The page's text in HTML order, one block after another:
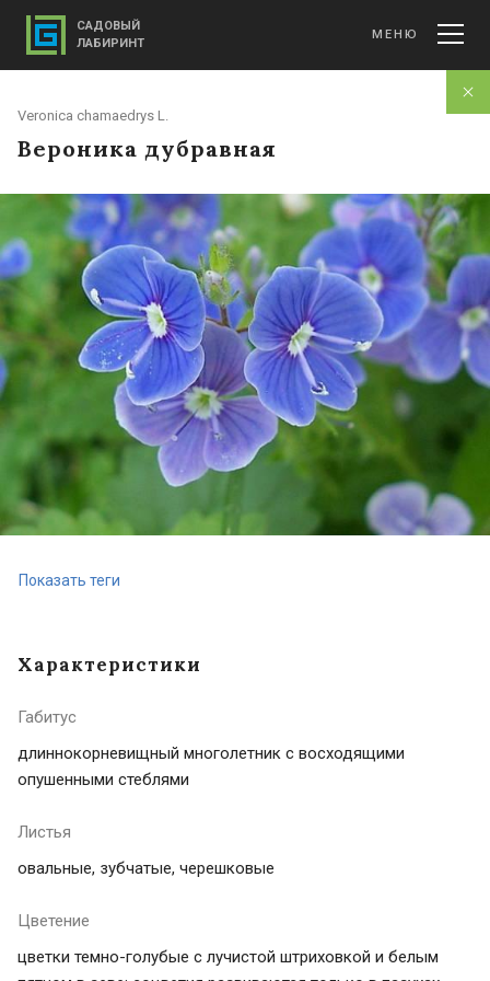
Veronica chamaedrys L.
Вероника дубравная
Показать теги
Характеристики
Габитус
длиннокорневищный многолетник с восходящими
опушенными стеблями
Листья
овальные, зубчатые, черешковые
Цветение
цветки темно-голубые с лучистой штриховкой и белым
САДОВЫЙ
ЛАБИРИНТ
МЕНЮ